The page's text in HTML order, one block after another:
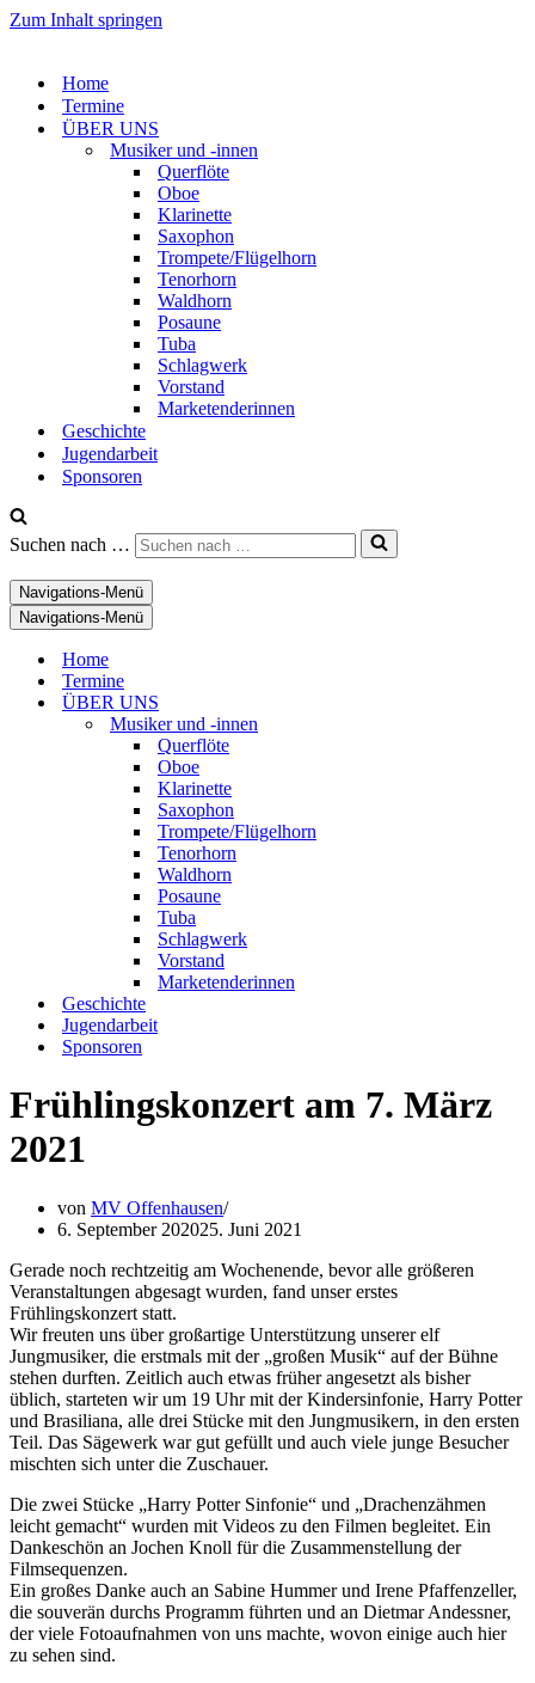
Zum Inhalt springen
Home
Termine
ÜBER UNS
Musiker und -innen
Querflöte
Oboe
Klarinette
Saxophon
Trompete/Flügelhorn
Tenorhorn
Waldhorn
Posaune
Tuba
Schlagwerk
Vorstand
Marketenderinnen
Geschichte
Jugendarbeit
Sponsoren
Suchen nach …
Navigations-Menü
Navigations-Menü
Home
Termine
ÜBER UNS
Musiker und -innen
Querflöte
Oboe
Klarinette
Saxophon
Trompete/Flügelhorn
Tenorhorn
Waldhorn
Posaune
Tuba
Schlagwerk
Vorstand
Marketenderinnen
Geschichte
Jugendarbeit
Sponsoren
Frühlingskonzert am 7. März
2021
von MV Offenhausen
6. September 202025. Juni 2021
Gerade noch rechtzeitig am Wochenende, bevor alle größeren
Veranstaltungen abgesagt wurden, fand unser erstes
Frühlingskonzert statt.
Wir freuten uns über großartige Unterstützung unserer elf
Jungmusiker, die erstmals mit der „großen Musik“ auf der Bühne
stehen durften. Zeitlich auch etwas früher angesetzt als bisher
üblich, starteten wir um 19 Uhr mit der Kindersinfonie, Harry Potter
und Brasiliana, alle drei Stücke mit den Jungmusikern, in den ersten
Teil. Das Sägewerk war gut gefüllt und auch viele junge Besucher
mischten sich unter die Zuschauer.
Die zwei Stücke „Harry Potter Sinfonie“ und „Drachenzähmen
leicht gemacht“ wurden mit Videos zu den Filmen begleitet. Ein
Dankeschön an Jochen Knoll für die Zusammenstellung der
Filmsequenzen.
Ein großes Danke auch an Sabine Hummer und Irene Pfaffenzeller,
die souverän durchs Programm führten und an Dietmar Andessner,
der viele Fotoaufnahmen von uns machte, wovon einige auch hier
zu sehen sind.